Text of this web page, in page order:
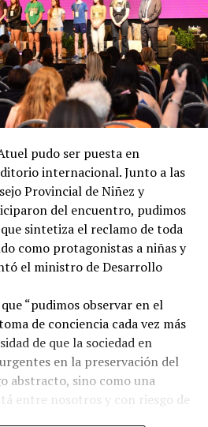
pudo ser puesta en
internacional. Junto a las
Provincial de Niñez y
del encuentro, pudimos
sintetiza el reclamo de toda
como protagonistas a niñas y
el ministro de Desarrollo
“pudimos observar en el
de conciencia cada vez más
de que la sociedad en
en la preservación del
abstracto, sino como una
entre nosotros y con riesgo de